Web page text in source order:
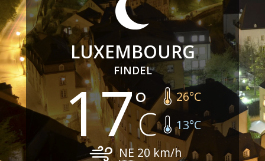
LUXEMBOURG
FINDEL
17 26°C
13°C
NE 20 km/h